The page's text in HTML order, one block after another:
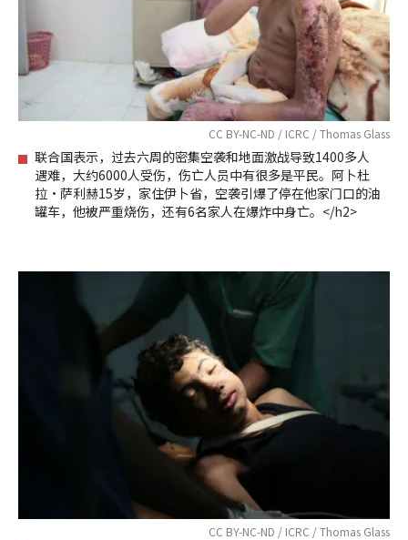
CC BY-NC-ND / ICRC / Thomas Glass
联合国表示，过去六周的密集空袭和地面激战导致1400多人
遇难，大约6000人受伤，伤亡人员中有很多是平民。阿卜杜
拉•萨利赫15岁，家住伊卜省，空袭引爆了停在他家门口的油
罐车，他被严重烧伤，还有6名家人在爆炸中身亡。</h2>
CC BY-NC-ND / ICRC / Thomas Glass